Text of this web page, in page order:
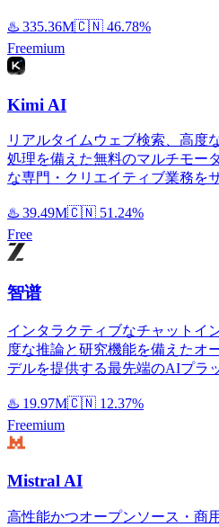
♨️ 335.36M🇨🇳 46.78%
Freemium
Kimi AI
リアルタイムウェブ検索、高度
処理を備えた無料のマルチモー
な専門・クリエイティブ業務を
♨️ 39.49M🇨🇳 51.24%
Free
智谱
インタラクティブなチャットイ
度な推論と研究機能を備えたオ
デルを提供する最先端のAIプラ
♨️ 19.97M🇨🇳 12.37%
Freemium
Mistral AI
高性能かつオープンソース・商